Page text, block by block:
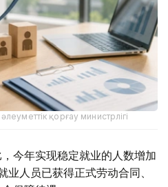
қорғау министрлігі
今年实现稳定就业的人数增加
人员已获得正式劳动合同、